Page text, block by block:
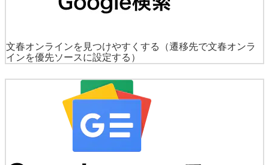
文春オンラインを見つけやすくする
（遷移先で文春オンラ
インを優先ソースに設定する）